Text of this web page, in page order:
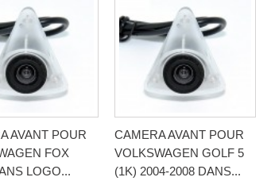
AVANT POUR
FOX
LOGO...
CAMERA AVANT POUR
VOLKSWAGEN GOLF 5
(1K) 2004-2008 DANS...